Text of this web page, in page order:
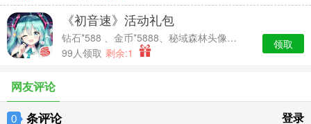
《初音速》活动礼包
钻石*588 、金币*5888、秘域森林头像框*7天时效、中级经验卡*2
99人领取 剩余:1
领取
网友评论
0 条评论 登录